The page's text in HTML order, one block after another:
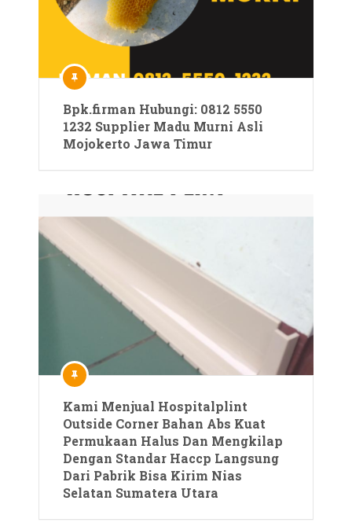
Bpk.firman Hubungi: 0812 5550
1232 Supplier Madu Murni Asli
Mojokerto Jawa Timur
Kami Menjual Hospitalplint
Outside Corner Bahan Abs Kuat
Permukaan Halus Dan Mengkilap
Dengan Standar Haccp Langsung
Dari Pabrik Bisa Kirim Nias
Selatan Sumatera Utara